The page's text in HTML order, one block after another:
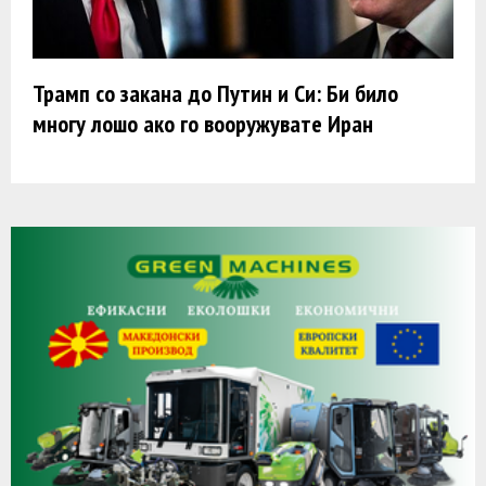
Трамп со закана до Путин и Си: Би било
многу лошо ако го вооружувате Иран